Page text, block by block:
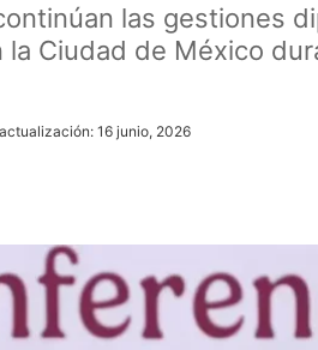
las gestiones
Ciudad de México
16 junio, 2026